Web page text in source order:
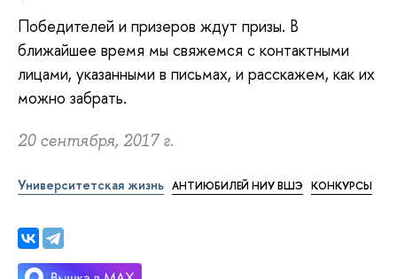
Победителей и призеров ждут призы. В
ближайшее время мы свяжемся с контактными
лицами, указанными в письмах, и расскажем, как их
можно забрать.
20 сентября, 2017 г.
Университетская жизнь АНТИЮБИЛЕЙ НИУ ВШЭ КОНКУРСЫ